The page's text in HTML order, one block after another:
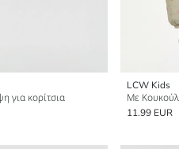
για κορίτσια
LCW Kids
Με
11.99 EUR